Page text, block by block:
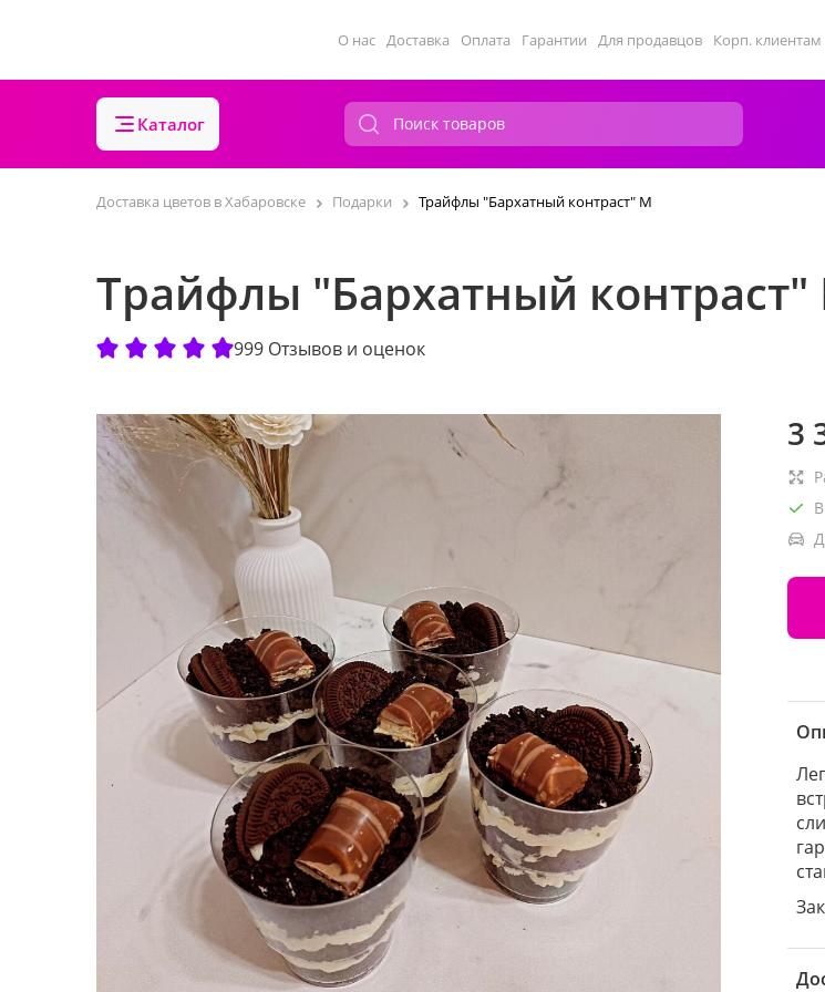
О нас Доставка Оплата Гарантии Для продавцов Корп. клиентам
Каталог
Доставка цветов в Хабаровске Подарки Трайфлы "Бархатный контраст" M
Трайфлы "Бархатный контраст"
999 Отзывов и оценок
3